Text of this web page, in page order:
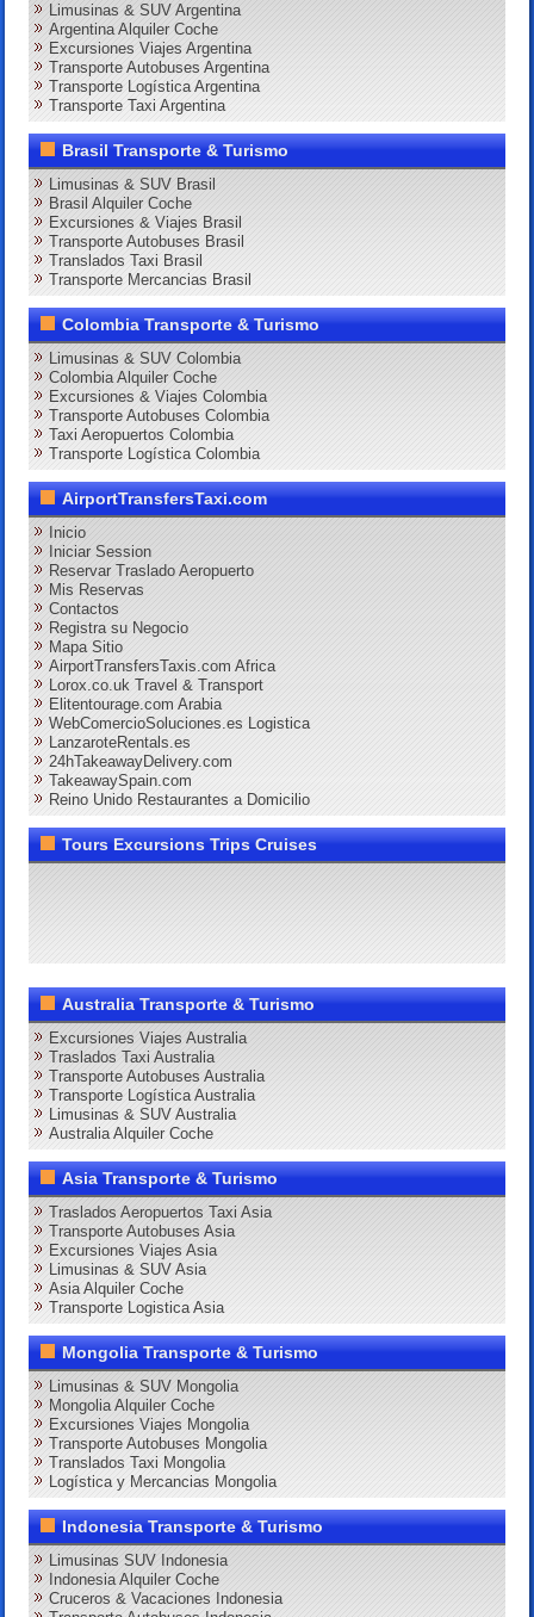
Limusinas & SUV Argentina
Argentina Alquiler Coche
Excursiones Viajes Argentina
Transporte Autobuses Argentina
Transporte Logística Argentina
Transporte Taxi Argentina
Brasil Transporte & Turismo
Limusinas & SUV Brasil
Brasil Alquiler Coche
Excursiones & Viajes Brasil
Transporte Autobuses Brasil
Translados Taxi Brasil
Transporte Mercancias Brasil
Colombia Transporte & Turismo
Limusinas & SUV Colombia
Colombia Alquiler Coche
Excursiones & Viajes Colombia
Transporte Autobuses Colombia
Taxi Aeropuertos Colombia
Transporte Logística Colombia
AirportTransfersTaxi.com
Inicio
Iniciar Session
Reservar Traslado Aeropuerto
Mis Reservas
Contactos
Registra su Negocio
Mapa Sitio
AirportTransfersTaxis.com Africa
Lorox.co.uk Travel & Transport
Elitentourage.com Arabia
WebComercioSoluciones.es Logistica
LanzaroteRentals.es
24hTakeawayDelivery.com
TakeawaySpain.com
Reino Unido Restaurantes a Domicilio
Tours Excursions Trips Cruises
Australia Transporte & Turismo
Excursiones Viajes Australia
Traslados Taxi Australia
Transporte Autobuses Australia
Transporte Logística Australia
Limusinas & SUV Australia
Australia Alquiler Coche
Asia Transporte & Turismo
Traslados Aeropuertos Taxi Asia
Transporte Autobuses Asia
Excursiones Viajes Asia
Limusinas & SUV Asia
Asia Alquiler Coche
Transporte Logistica Asia
Mongolia Transporte & Turismo
Limusinas & SUV Mongolia
Mongolia Alquiler Coche
Excursiones Viajes Mongolia
Transporte Autobuses Mongolia
Translados Taxi Mongolia
Logística y Mercancias Mongolia
Indonesia Transporte & Turismo
Limusinas SUV Indonesia
Indonesia Alquiler Coche
Cruceros & Vacaciones Indonesia